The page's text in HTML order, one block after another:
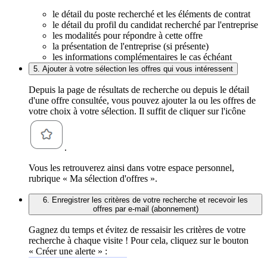
le détail du poste recherché et les éléments de contrat
le détail du profil du candidat recherché par l'entreprise
les modalités pour répondre à cette offre
la présentation de l'entreprise (si présente)
les informations complémentaires le cas échéant
5. Ajouter à votre sélection les offres qui vous intéressent
Depuis la page de résultats de recherche ou depuis le détail
d'une offre consultée, vous pouvez ajouter la ou les offres de
votre choix à votre sélection. Il suffit de cliquer sur l'icône
.
Vous les retrouverez ainsi dans votre espace personnel,
rubrique « Ma sélection d'offres ».
6. Enregistrer les critères de votre recherche et recevoir les
offres par e-mail (abonnement)
Gagnez du temps et évitez de ressaisir les critères de votre
recherche à chaque visite ! Pour cela, cliquez sur le bouton
« Créer une alerte » :